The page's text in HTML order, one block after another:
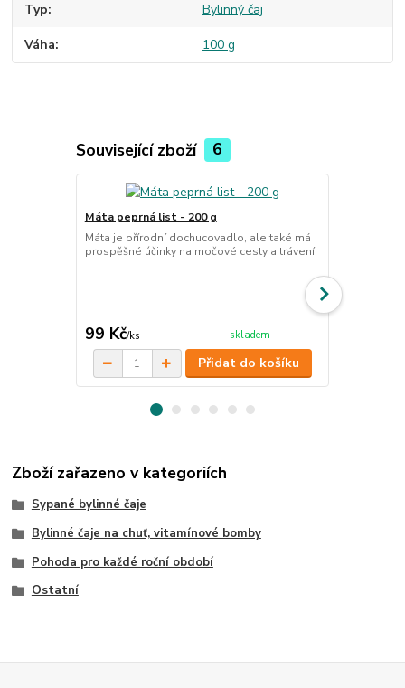
Typ Bylinný čaj
Váha 100 g
Související zboží 6
Máta peprná list - 200 g
Máta je přírodní dochucovadlo, ale také má
prospěšné účinky na močové cesty a trávení.
99 Kč/ks skladem
Přidat do košíku
Zboží zařazeno v kategoriích
Sypané bylinné čaje
Bylinné čaje na chuť, vitamínové bomby
Pohoda pro každé roční období
Ostatní